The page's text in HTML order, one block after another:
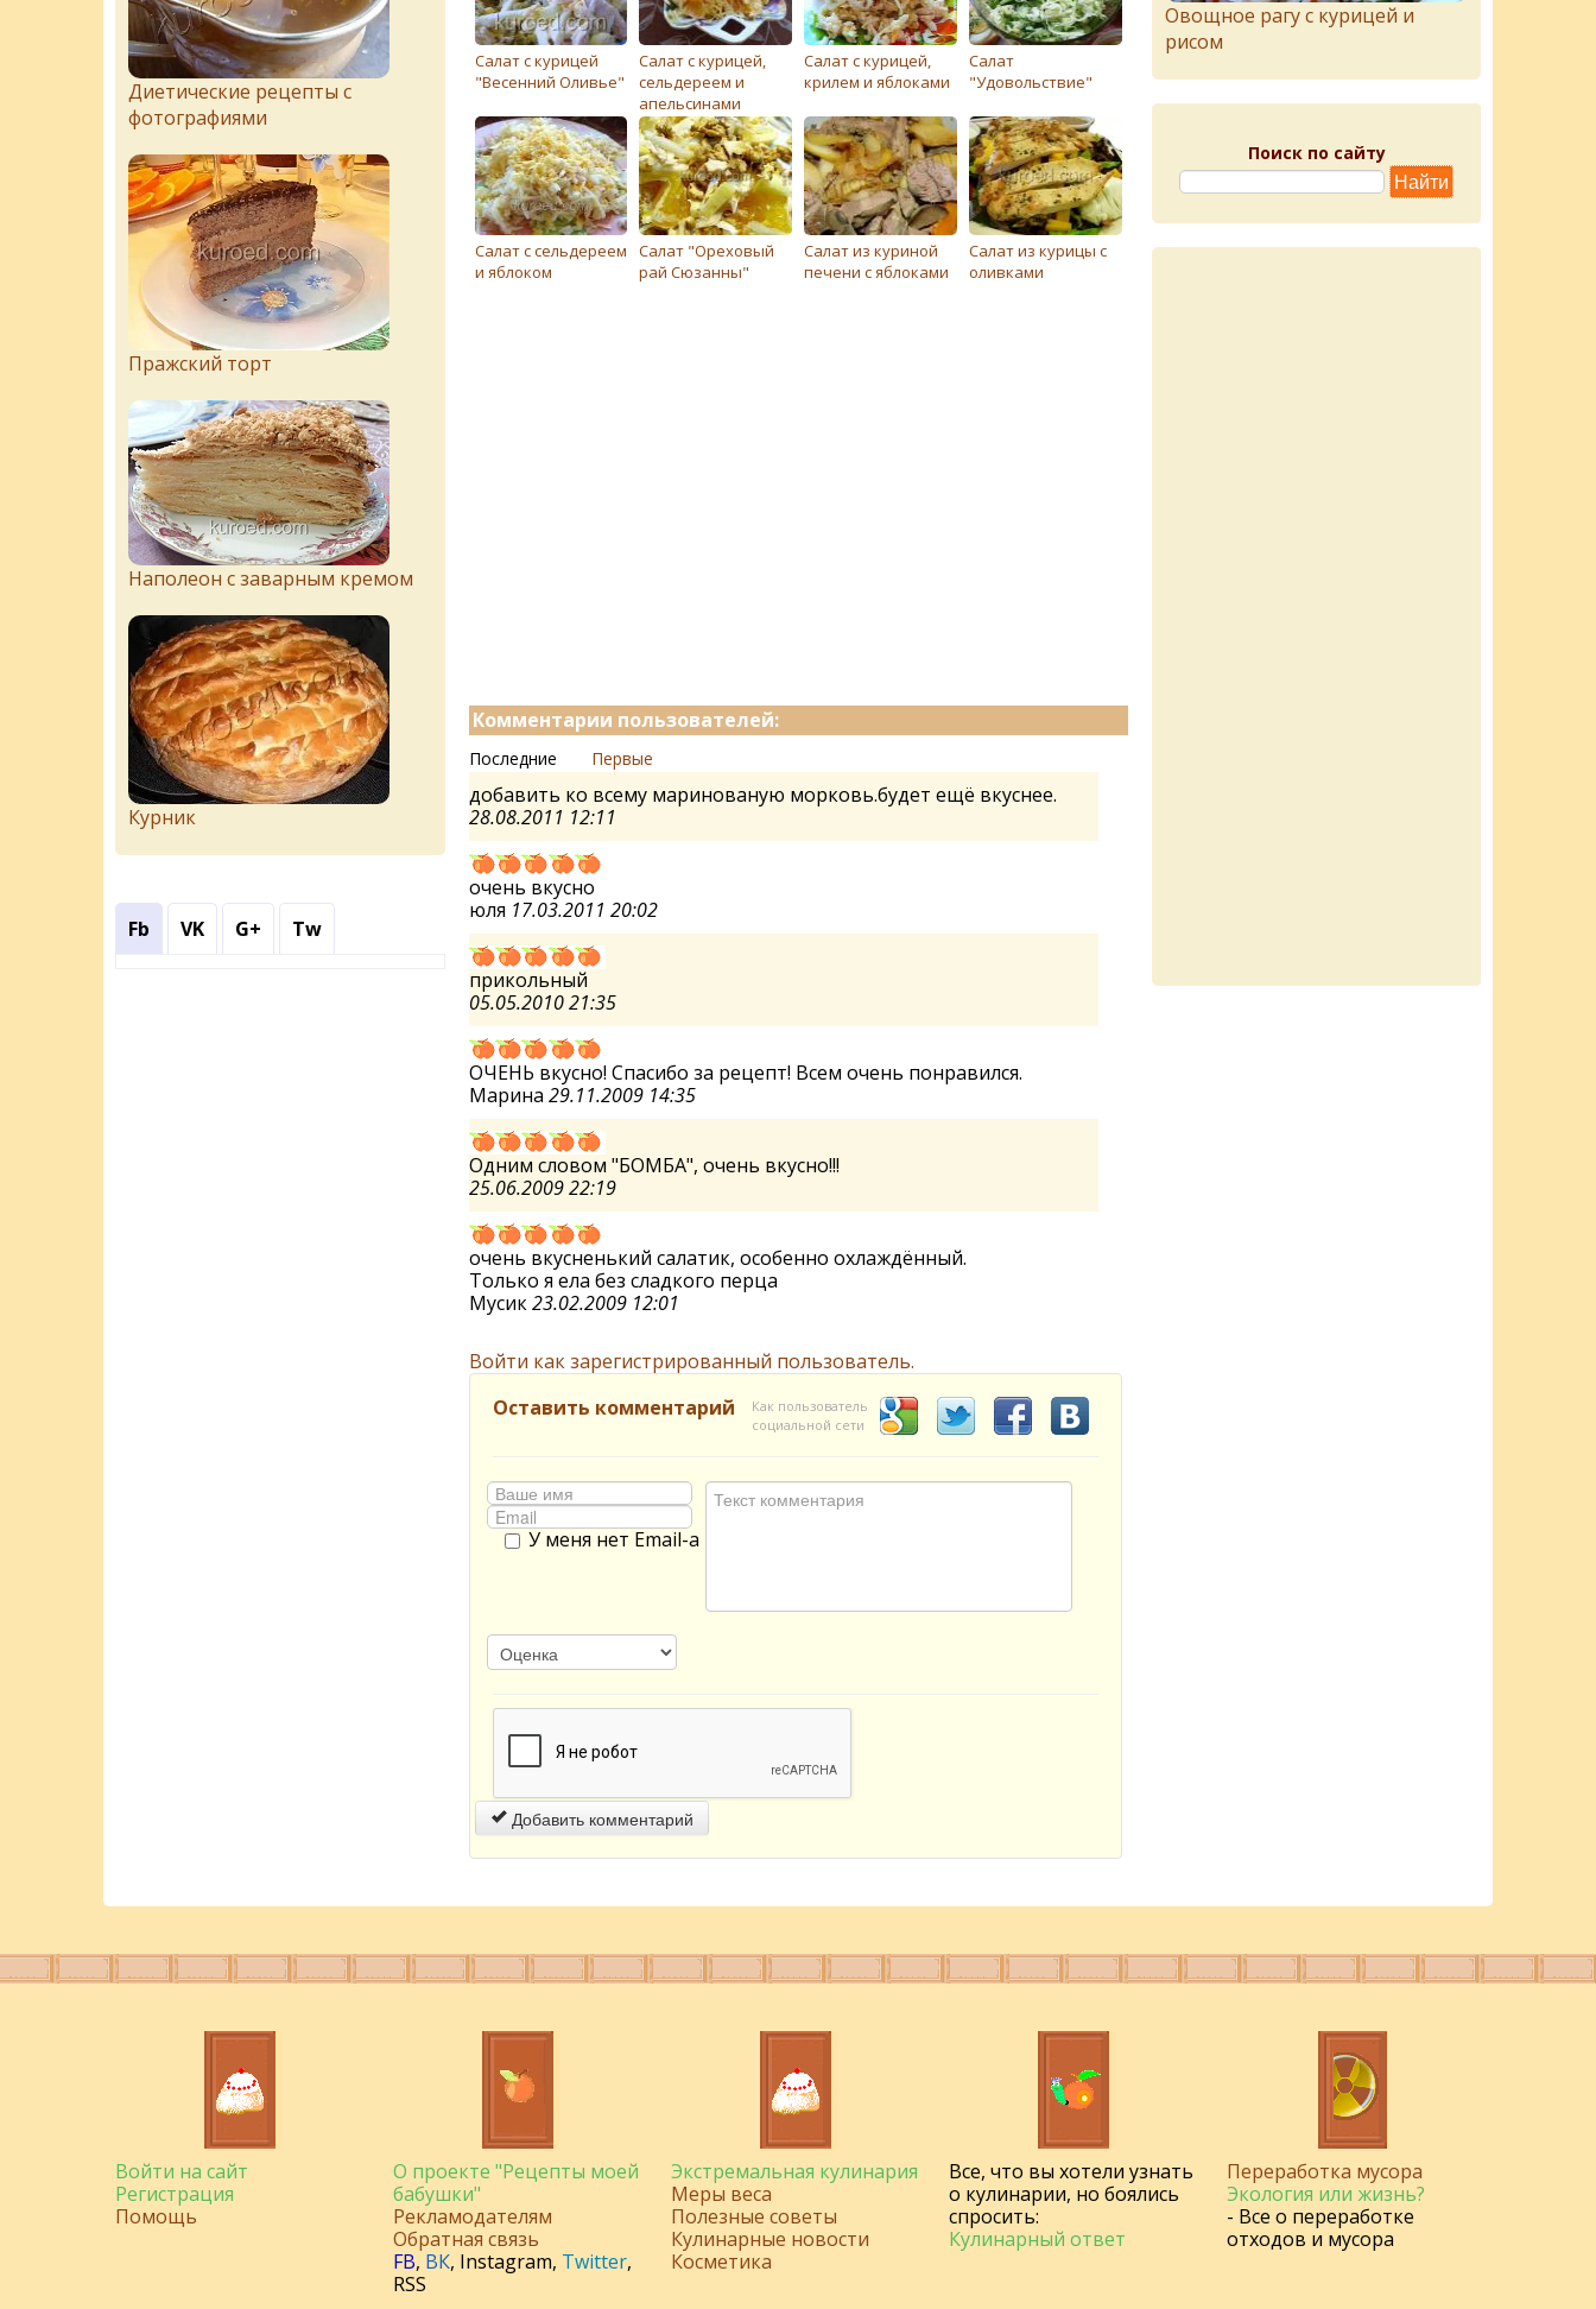
Салат с курицей
"Весенний Оливье"
Салат с курицей,
сельдереем и
апельсинами
Салат с курицей,
крилем и яблоками
Салат
"Удовольствие"
Салат с сельдереем
и яблоком
Салат "Ореховый
рай Сюзанны"
Салат из куриной
печени с яблоками
Салат из курицы с
оливками
Комментарии пользователей:
Последние Первые
добавить ко всему маринованую морковь.будет ещё вкуснее.
28.08.2011 12:11
очень вкусно
юля 17.03.2011 20:02
прикольный
05.05.2010 21:35
ОЧЕНЬ вкусно! Спасибо за рецепт! Всем очень понравился.
Марина 29.11.2009 14:35
Одним словом "БОМБА", очень вкусно!!!
25.06.2009 22:19
очень вкусненький салатик, особенно охлаждённый.
Только я ела без сладкого перца
Мусик23.02.2009 12:01
Войти как зарегистрированный пользователь.
Оставить комментарий
Как пользователь
социальной сети
У меня нет Email-а
Добавить комментарий
Диетические рецепты с
фотографиями
Пражский торт
Наполеон с заварным кремом
Курник
Fb VK G+ Tw
Овощное рагу с курицей и
рисом
Поиск по сайту
Войти на сайт
Регистрация
Помощь
О проекте "Рецепты моей
бабушки"
Рекламодателям
Обратная связь
FB, ВК, Instagram, Twitter,
RSS
Экстремальная кулинария
Меры веса
Полезные советы
Кулинарные новости
Косметика
Все, что вы хотели узнать
о кулинарии, но боялись
спросить:
Кулинарный ответ
Переработка мусора
Экология или жизнь?
- Все о переработке
отходов и мусора